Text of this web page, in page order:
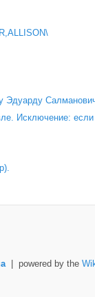
Эдуарду
Исключение:
| powered by the